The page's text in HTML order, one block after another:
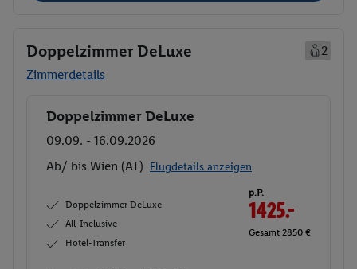
Doppelzimmer DeLuxe
2
Zimmerdetails
Buchen
Doppelzimmer DeLuxe
09.09. - 16.09.2026
Ab/ bis Wien (AT) Flugdetails anzeigen
Doppelzimmer DeLuxe
All-Inclusive
Hotel-Transfer
p.P.
1425.-
Gesamt 2850 €